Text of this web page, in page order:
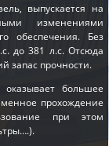
выпускается на
изменениями
обеспечения. Без
до 381 л.с. Отсюда
запас прочности.
оказывает большее
прохождение
при этом